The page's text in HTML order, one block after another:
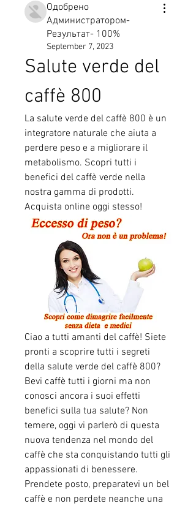
Одобрено
Администратором-
Результат- 100%
September 7, 2023
Salute verde del
caffè 800
La salute verde del caffè 800 è un
integratore naturale che aiuta a
perdere peso e a migliorare il
metabolismo. Scopri tutti i
benefici del caffè verde nella
nostra gamma di prodotti.
Acquista online oggi stesso!
Ciao a tutti amanti del caffè! Siete
pronti a scoprire tutti i segreti
della salute verde del caffè 800?
Bevi caffè tutti i giorni ma non
conosci ancora i suoi effetti
benefici sulla tua salute? Non
temere, oggi vi parlerò di questa
nuova tendenza nel mondo del
caffè che sta conquistando tutti gli
appassionati di benessere.
Prendete posto, preparatevi un bel
caffè e non perdete neanche una